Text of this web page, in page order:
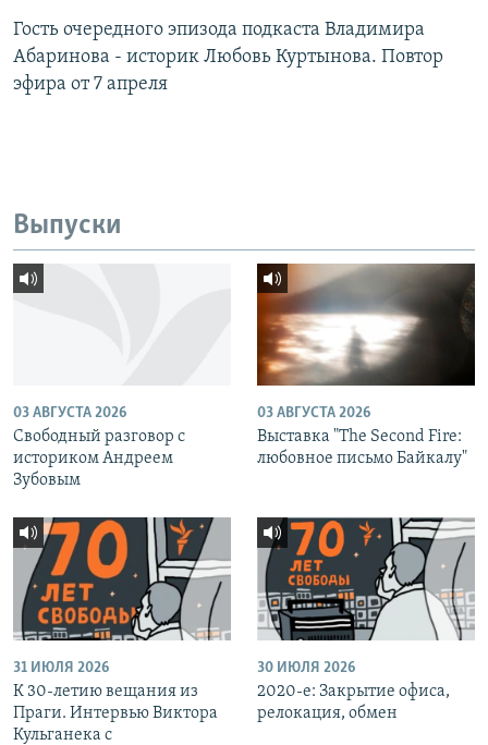
Гость очередного эпизода подкаста Владимира
Абаринова - историк Любовь Куртынова. Повтор
эфира от 7 апреля
Выпуски
03 АВГУСТА 2026
Свободный разговор с
историком Андреем
Зубовым
03 АВГУСТА 2026
Выставка "The Second Fire:
любовное письмо Байкалу"
31 ИЮЛЯ 2026
К 30-летию вещания из
Праги. Интервью Виктора
Кульганека с
30 ИЮЛЯ 2026
2020-е: Закрытие офиса,
релокация, обмен